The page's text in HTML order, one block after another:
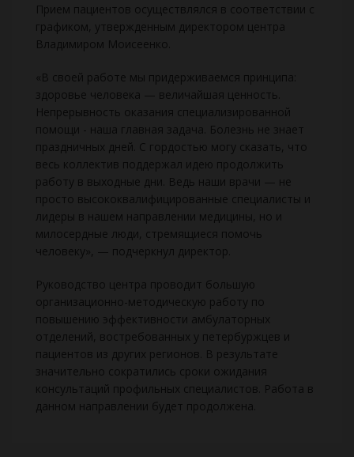
Прием пациентов осуществлялся в соответствии с
графиком, утвержденным директором центра
Владимиром Моисеенко.
«В своей работе мы придерживаемся принципа:
здоровье человека — величайшая ценность.
Непрерывность оказания специализированной
помощи - наша главная задача. Болезнь не знает
праздничных дней. С гордостью могу сказать, что
весь коллектив поддержал идею продолжить
работу в выходные дни. Ведь наши врачи — не
просто высококвалифицированные специалисты и
лидеры в нашем направлении медицины, но и
милосердные люди, стремящиеся помочь
человеку», — подчеркнул директор.
Руководство центра проводит большую
организационно-методическую работу по
повышению эффективности амбулаторных
отделений, востребованных у петербуржцев и
пациентов из других регионов. В результате
значительно сократились сроки ожидания
консультаций профильных специалистов. Работа в
данном направлении будет продолжена.